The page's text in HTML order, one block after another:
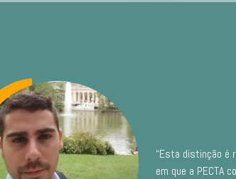
“Esta distinção é
em que a PECTA